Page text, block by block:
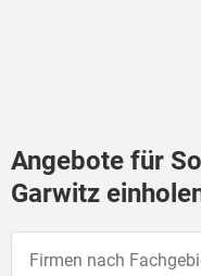
Angebote für
Garwitz